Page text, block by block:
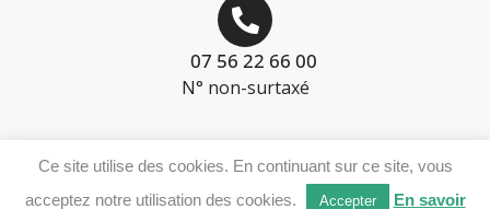
07 56 22 66 00
N° non-surtaxé
Téléchargement DER
Ce site utilise des cookies. En continuant sur ce site, vous
acceptez notre utilisation des cookies.
Accepter En savoir